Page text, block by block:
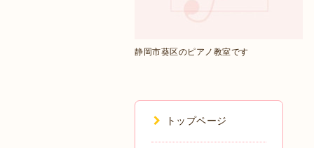
静岡市葵区のピアノ教室です
トップページ